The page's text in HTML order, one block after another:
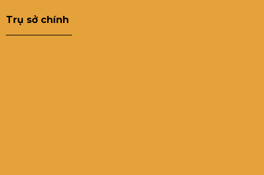
Trụ sở chính
———————